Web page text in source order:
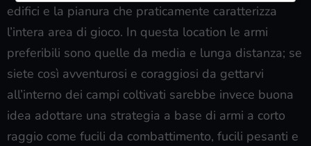
edifici e la pianura che praticamente caratterizza
l’intera area di gioco. In questa location le armi
preferibili sono quelle da media e lunga distanza; se
siete così avventurosi e coraggiosi da gettarvi
all’interno dei campi coltivati sarebbe invece buona
idea adottare una strategia a base di armi a corto
raggio come fucili da combattimento, fucili pesanti e